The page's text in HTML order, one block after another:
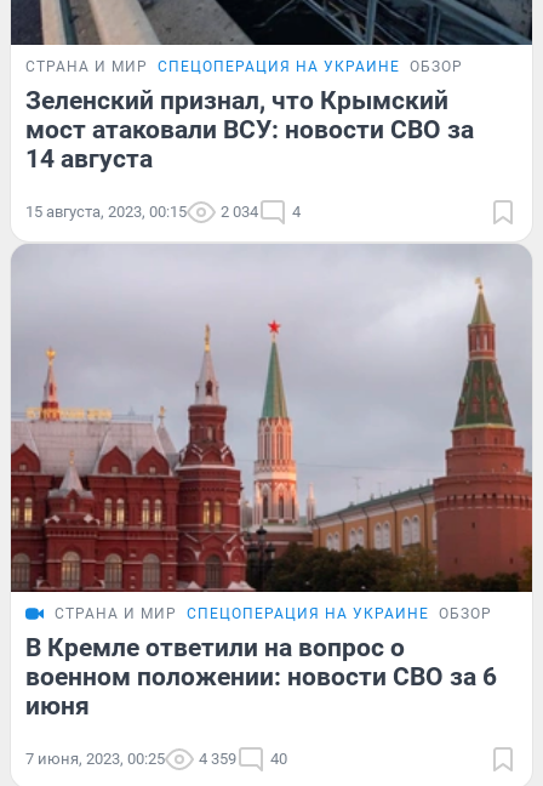
СТРАНА И МИР СПЕЦОПЕРАЦИЯ НА УКРАИНЕ ОБЗОР
Зеленский признал, что Крымский
мост атаковали ВСУ: новости СВО за
14 августа
15 августа, 2023, 00:15 2 034 4
СТРАНА И МИР СПЕЦОПЕРАЦИЯ НА УКРАИНЕ ОБЗОР
В Кремле ответили на вопрос о
военном положении: новости СВО за 6
июня
7 июня, 2023, 00:25 4 359 40